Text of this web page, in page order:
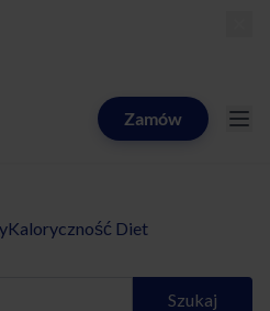
AfterfitZamów
Kaloryczność Diet
Szukaj